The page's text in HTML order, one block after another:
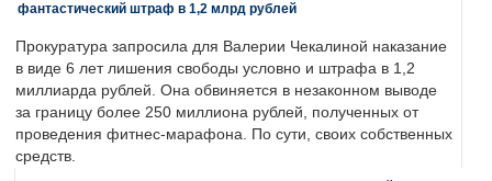
фантастический штраф в 1,2 млрд рублей
Прокуратура запросила для Валерии Чекалиной наказание
в виде 6 лет лишения свободы условно и штрафа в 1,2
миллиарда рублей. Она обвиняется в незаконном выводе
за границу более 250 миллиона рублей, полученных от
проведения фитнес-марафона. По сути, своих собственных
средств.